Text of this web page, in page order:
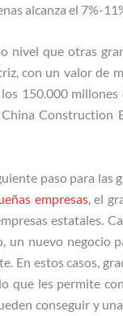
alcanza el 7%-
nivel que otras
con un valor de
150.000
Construction
paso para las
empresas, el
estatales.
un nuevo negocio
En estos casos,
que les permite
conseguir y